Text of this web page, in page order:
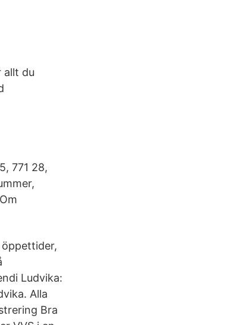
allt du
771 28,
öppettider,
Ludvika:
Alla
Bra